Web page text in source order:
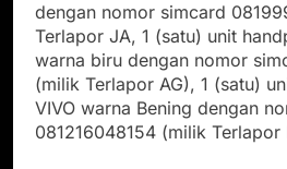
dengan nomor simcard
Terlapor JA, 1 (satu) unit
warna biru dengan nomor
(milik Terlapor AG), 1 (satu)
VIVO warna Bening dengan
081216048154 (milik Terlapor